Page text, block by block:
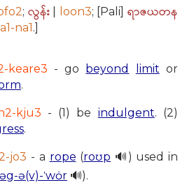
; လွန်း| loon3; [Pali]ရာဇယတန
na1.]
keare3 - go beyond limit or
.
kju3 - (1) be indulgent. (2)
.
jo3 - a rope (roʊp 🔊) used in
ə(v)-ˈwȯr 🔊).